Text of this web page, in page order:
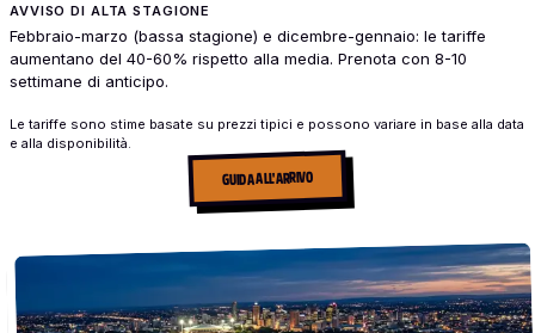
AVVISO DI ALTA STAGIONE
Febbraio-marzo (bassa stagione) e dicembre-gennaio: le tariffe
aumentano del 40-60% rispetto alla media. Prenota con 8-10
settimane di anticipo.
Le tariffe sono stime basate su prezzi tipici e possono variare in base alla data
e alla disponibilità.
GUIDA ALL'ARRIVO